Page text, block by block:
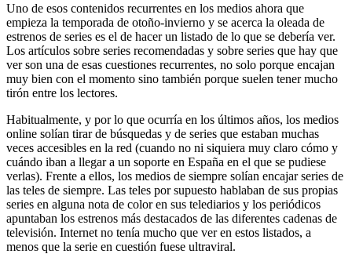
Uno de esos contenidos recurrentes en los medios ahora que
empieza la temporada de otoño-invierno y se acerca la oleada de
estrenos de series es el de hacer un listado de lo que se debería ver.
Los artículos sobre series recomendadas y sobre series que hay que
ver son una de esas cuestiones recurrentes, no solo porque encajan
muy bien con el momento sino también porque suelen tener mucho
tirón entre los lectores.
Habitualmente, y por lo que ocurría en los últimos años, los medios
online solían tirar de búsquedas y de series que estaban muchas
veces accesibles en la red (cuando no ni siquiera muy claro cómo y
cuándo iban a llegar a un soporte en España en el que se pudiese
verlas). Frente a ellos, los medios de siempre solían encajar series de
las teles de siempre. Las teles por supuesto hablaban de sus propias
series en alguna nota de color en sus telediarios y los periódicos
apuntaban los estrenos más destacados de las diferentes cadenas de
televisión. Internet no tenía mucho que ver en estos listados, a
menos que la serie en cuestión fuese ultraviral.